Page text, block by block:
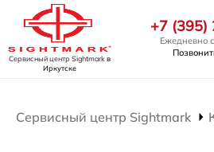
Сервисный центр Sightmarkв
Иркутске
+7
Ежедневно
Сервисный центр Sightmark